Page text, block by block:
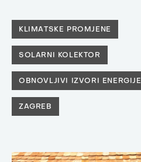
KLIMATSKE PROMJENE
SOLARNI KOLEKTOR
OBNOVLJIVI IZVORI ENERGIJE
ZAGREB